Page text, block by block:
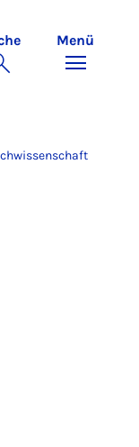
Menü